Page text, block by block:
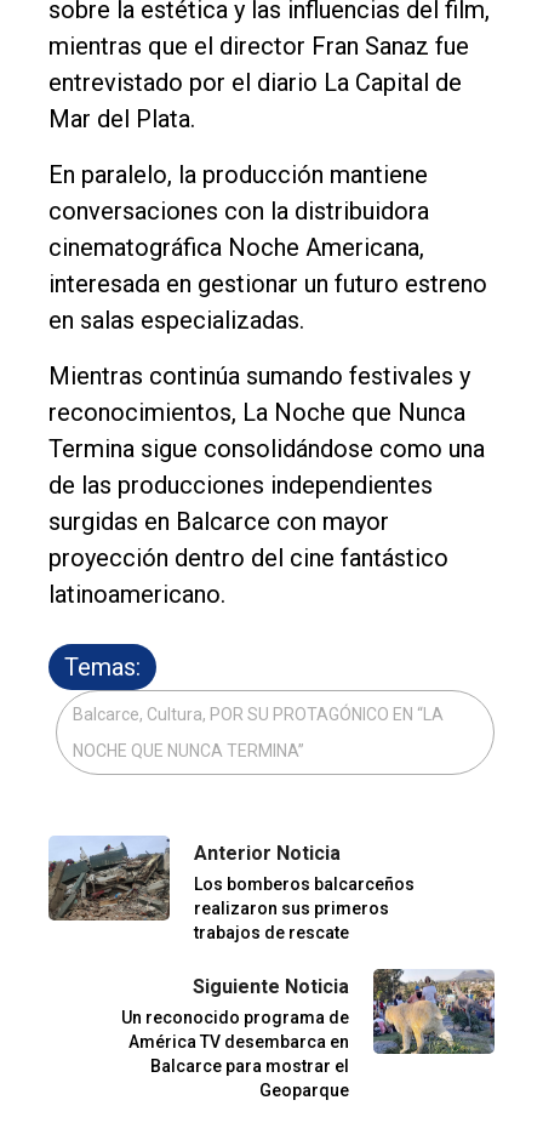
sobre la estética y las influencias del film,
mientras que el director Fran Sanaz fue
entrevistado por el diario La Capital de
Mar del Plata.
En paralelo, la producción mantiene
conversaciones con la distribuidora
cinematográfica Noche Americana,
interesada en gestionar un futuro estreno
en salas especializadas.
Mientras continúa sumando festivales y
reconocimientos, La Noche que Nunca
Termina sigue consolidándose como una
de las producciones independientes
surgidas en Balcarce con mayor
proyección dentro del cine fantástico
latinoamericano.
Temas:
Balcarce, Cultura, POR SU PROTAGÓNICO EN “LA
NOCHE QUE NUNCA TERMINA”
Anterior Noticia
Los bomberos balcarceños
realizaron sus primeros
trabajos de rescate
Siguiente Noticia
Un reconocido programa de
América TV desembarca en
Balcarce para mostrar el
Geoparque